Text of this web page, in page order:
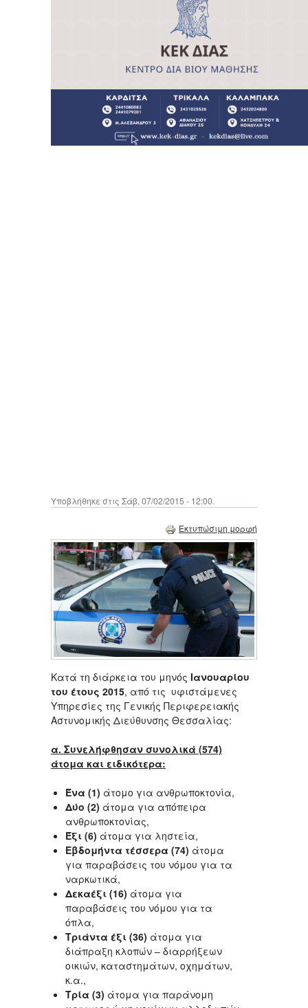
Υποβλήθηκε στις Σάβ, 07/02/2015 - 12:00.
Εκτυπώσιμη μορφή
Κατά τη διάρκεια του μηνός Ιανουαρίου
του έτους 2015, από τις υφιστάμενες
Υπηρεσίες της Γενικής Περιφερειακής
Αστυνομικής Διεύθυνσης Θεσσαλίας:
α. Συνελήφθησαν συνολικά (574)
άτομα και ειδικότερα:
Ένα (1) άτομο για ανθρωποκτονία,
Δύο (2) άτομα για απόπειρα
ανθρωποκτονίας,
Έξι (6) άτομα για ληστεία,
Εβδομήντα τέσσερα (74) άτομα
για παραβάσεις του νόμου για τα
ναρκωτικά,
Δεκαέξι (16) άτομα για
παραβάσεις του νόμου για τα
όπλα,
Τριάντα έξι (36) άτομα για
διάπραξη κλοπών – διαρρήξεων
οικιών, καταστημάτων, οχημάτων,
κ.α.,
Τρία (3) άτομα για παράνομη